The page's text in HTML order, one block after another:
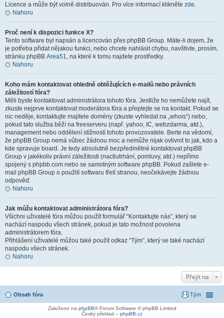
Licence a může být volně distribuován. Pro více informací klikněte zde.
Nahoru
Proč není k dispozici funkce X?
Tento software byl napsán a licencován přes phpBB Group. Máte-li dojem, že
je potřeba přidat nějakou funkci, nebo chcete nahlásit chybu, navštivte, prosím,
stránku phpBB Area51, na které k tomu najdete prostředky.
Nahoru
Koho mám kontaktovat ohledně obtěžujících e-mailů nebo právních
záležitostí fóra?
Měli byste kontaktovat administrátora tohoto fóra. Jestliže ho nemůžete najít,
zkuste nejprve kontaktovat moderátora fóra a přeptejte se na kontakt. Pokud se
nic neděje, kontaktujte majitele domény (zkuste vyhledat na „whois“) nebo,
pokud tato služba běží na freeserveru (např. yahoo, IC, webzdarma, atd.),
management nebo oddělení stížností tohoto provozovatele. Berte na vědomí,
že phpBB Group nemá vůbec žádnou moc a nemůže nijak ovlivnit to jak, kdo a
kde spravuje board. Je tedy absolutně bezpředmětné kontaktovat phpBB
Group v jakékoliv právní záležitosti (nactiutrhání, pomluvy, atd.) nepřímo
spojený s phpbb.com nebo se samotným software phpBB. Pokud zašlete e-
mail phpBB Group o použití softwaru třetí stranou, neočekávejte žádnou
odpověď.
Nahoru
Jak můžu kontaktovat administrátora fóra?
Všichni uživatelé fóra můžou použít formulář “Kontaktujte nás”, který se
nachází naspodu všech stránek, pokud je tato možnost povolena
administrátorem fóra.
Přihlášení uživatelé můžou také použít odkaz “Tým”, který se také nachází
naspodu všech stránek.
Nahoru
Přejít na
Obsah fóra Tým
Založeno na phpBB® Forum Software © phpBB Limited
Český překlad – phpBB.cz